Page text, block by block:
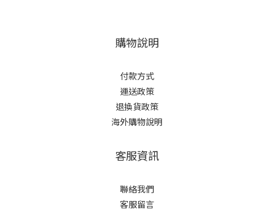
購物說明
付款方式
運送政策
退換貨政策
海外購物說明
客服資訊
聯絡我們
客服留言